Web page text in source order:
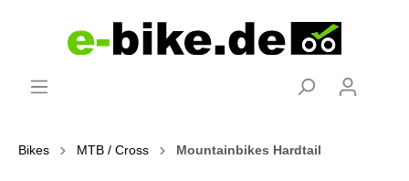
Bikes MTB / Cross Mountainbikes Hardtail